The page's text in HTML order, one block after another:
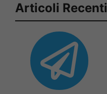
Articoli Recenti